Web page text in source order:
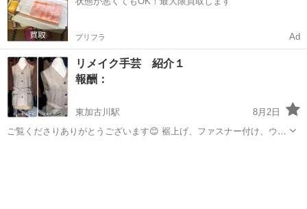
プリフラ Ad
リメイク手芸 紹介１
報酬：
東加古川駅
8月2日
ご覧くださりありがとうございます😊 裾上げ、ファスナー付け、ウエ